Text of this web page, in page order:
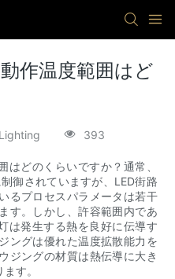
作温度範囲はど
393
はどのくらいですか？通常、
御されていますが、LED街路
るプロセスパラメータは若干
す。しかし、許容範囲内であ
は発生する熱を良好に伝導す
ングは優れた温度拡散能力を
ジングの材質は熱伝導に大き
す。